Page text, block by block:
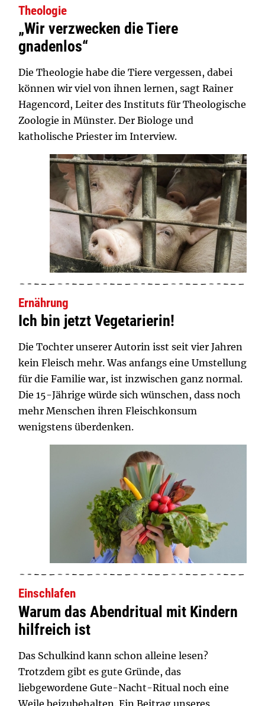
Theologie
„Wir verzwecken die Tiere
gnadenlos“
Die Theologie habe die Tiere vergessen, dabei
können wir viel von ihnen lernen, sagt Rainer
Hagencord, Leiter des Instituts für Theologische
Zoologie in Münster. Der Biologe und
katholische Priester im Interview.
Ernährung
Ich bin jetzt Vegetarierin!
Die Tochter unserer Autorin isst seit vier Jahren
kein Fleisch mehr. Was anfangs eine Umstellung
für die Familie war, ist inzwischen ganz normal.
Die 15-Jährige würde sich wünschen, dass noch
mehr Menschen ihren Fleischkonsum
wenigstens überdenken.
Einschlafen
Warum das Abendritual mit Kindern
hilfreich ist
Das Schulkind kann schon alleine lesen?
Trotzdem gibt es gute Gründe, das
liebgewordene Gute-Nacht-Ritual noch eine
Weile beizubehalten. Ein Beitrag unseres